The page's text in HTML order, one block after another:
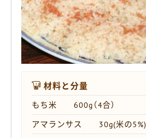
材料と分量
もち米 600g（4合）
アマランサス 30g(米の5%)